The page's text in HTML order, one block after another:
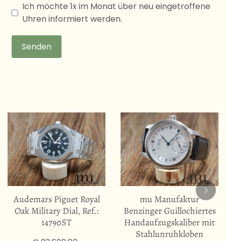
Ich möchte 1x im Monat über neu eingetroffene
Uhren informiert werden.
Senden
Audemars Piguet Royal
Oak Military Dial, Ref.:
14790ST
mu Manufaktur
Benzinger Guillochiertes
Handaufzugskaliber mit
Stahlunruhkloben